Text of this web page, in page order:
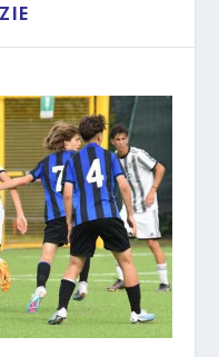
U17
L’UNDER 15